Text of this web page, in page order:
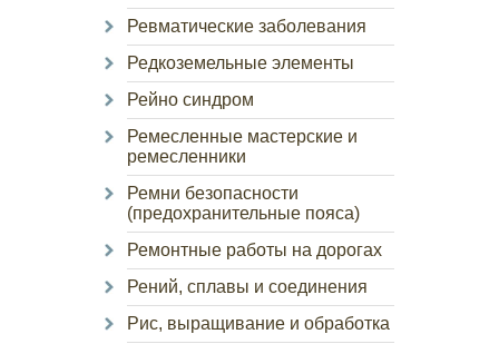
Ревматические заболевания
Редкоземельные элементы
Рейно синдром
Ремесленные мастерские и
ремесленники
Ремни безопасности
(предохранительные пояса)
Ремонтные работы на дорогах
Рений, сплавы и соединения
Рис, выращивание и обработка